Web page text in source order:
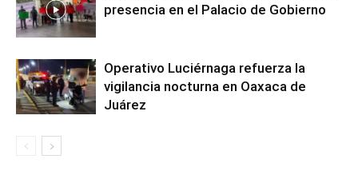
presencia en el Palacio de Gobierno
Operativo Luciérnaga refuerza la
vigilancia nocturna en Oaxaca de
Juárez